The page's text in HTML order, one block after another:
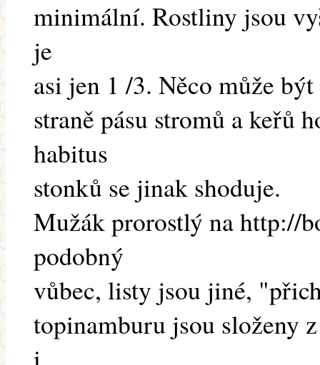
minimální. Rostliny jsou
je
asi jen 1 /3. Něco může
straně pásu stromů a keřů
habitus
stonků se jinak shoduje.
Mužák prorostlý na http://
podobný
vůbec, listy jsou jiné,
topinamburu jsou složeny
i